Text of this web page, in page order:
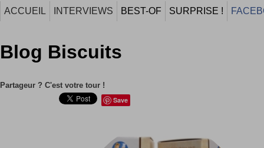
ACCUEIL INTERVIEWS BEST-OF SURPRISE !
Blog Biscuits
Partageur ? C'est votre tour !
Save